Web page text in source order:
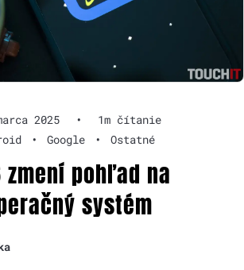
2025 •
1m čítanie
• Google • Ostatné
zmení pohľad na
systém